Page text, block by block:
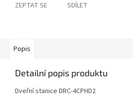
ZEPTAT SE SDÍLET
Popis
Detailní popis produktu
Dveřní stanice DRC-4CPHD2